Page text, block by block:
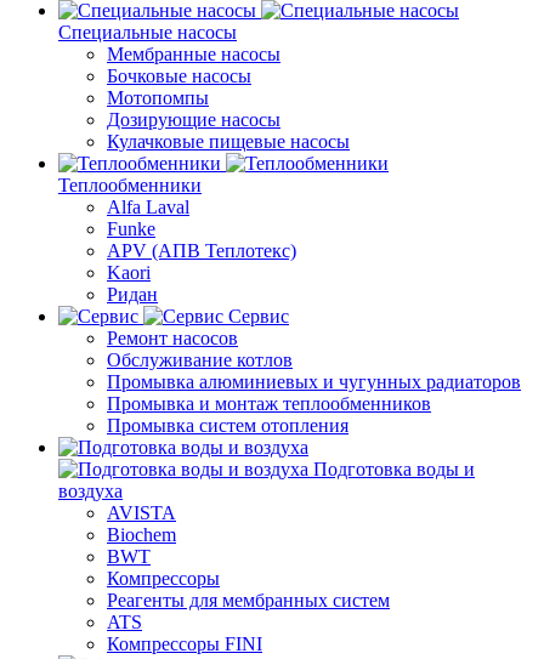
Специальные насосы
Мембранные насосы
Бочковые насосы
Мотопомпы
Дозирующие насосы
Кулачковые пищевые насосы
Теплообменники
Alfa Laval
Funke
APV (АПВ Теплотекс)
Kaori
Ридан
Сервис
Ремонт насосов
Обслуживание котлов
Промывка алюминиевых и чугунных радиаторов
Промывка и монтаж теплообменников
Промывка систем отопления
Подготовка воды и
воздуха
AVISTA
Biochem
BWT
Компрессоры
Реагенты для мембранных систем
ATS
Компрессоры FINI